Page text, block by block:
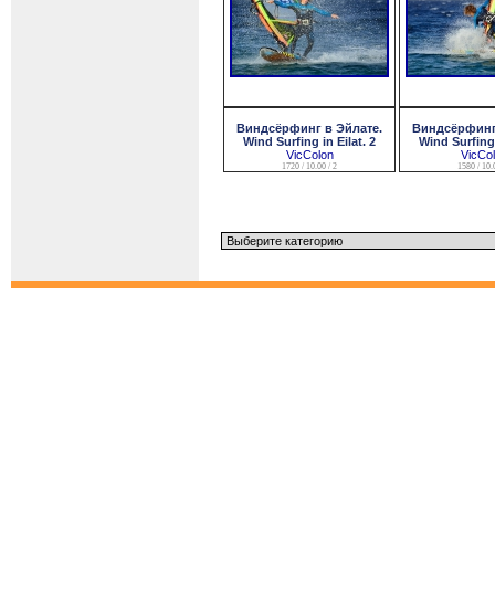
Виндсёрфинг в Эйлате.
Wind Surfing in Eilat. 2
VicColon
1720 / 10.00 / 2
Wind
1580 /